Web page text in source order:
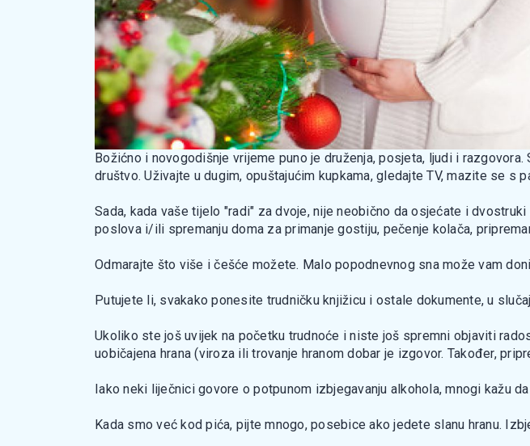
Božićno i novogodišnje vrijeme puno je druženja, posjeta, ljudi i
društvo. Uživajte u dugim, opuštajućim kupkama, gledajte TV, mazite se s
Sada, kada vaše tijelo "radi" za dvoje, nije neobično da osjećate i
poslova i/ili spremanju doma za primanje gostiju, pečenje kolača,
Odmarajte što više i češće možete. Malo popodnevnog sna može vam
Putujete li, svakako ponesite trudničku knjižicu i ostale dokumente, u
Ukoliko ste još uvijek na početku trudnoće i niste još spremni objaviti
uobičajena hrana (viroza ili trovanje hranom dobar je izgovor. Također,
Iako neki liječnici govore o potpunom izbjegavanju alkohola, mnogi kažu
Kada smo već kod pića, pijte mnogo, posebice ako jedete slanu hranu.